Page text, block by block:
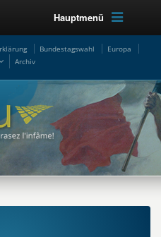
Hauptmenü
Bundestagswahl
Europa
Archiv